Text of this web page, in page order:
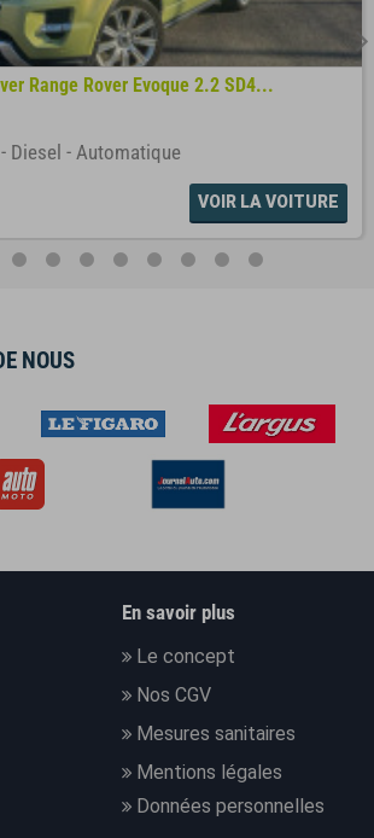
Range Rover Evoque 2.2 SD4...
- Diesel - Automatique
VOIR LA VOITURE
NOUS
En savoir plus
Le concept
Nos CGV
Mesures sanitaires
Mentions légales
Données personnelles